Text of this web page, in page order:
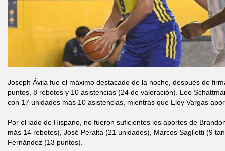
Joseph Ávila fue el máximo destacado de la noche, después de
puntos, 8 rebotes y 10 asistencias (24 de valoración). Leo
con 17 unidades más 10 asistencias, mientras que Eloy Vargas
Por el lado de Hispano, no fueron suficientes los aportes de
más 14 rebotes), José Peralta (21 unidades), Marcos Saglietti (9
Fernández (13 puntos).